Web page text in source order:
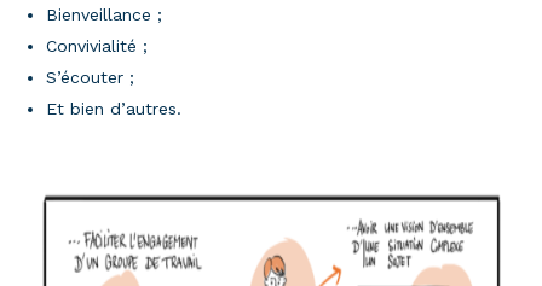
Bienveillance ;
Convivialité ;
S’écouter ;
Et bien d’autres.